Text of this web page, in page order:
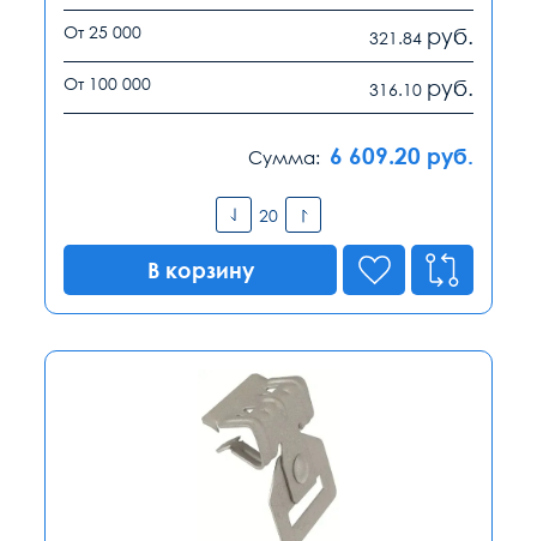
От 25 000 321.84 руб.
От 100 000 316.10 руб.
Сумма: 6 609.20 руб.
В корзину